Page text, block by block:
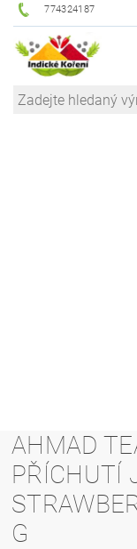
774324187
AHMAD
PŘÍCHUTÍ
G